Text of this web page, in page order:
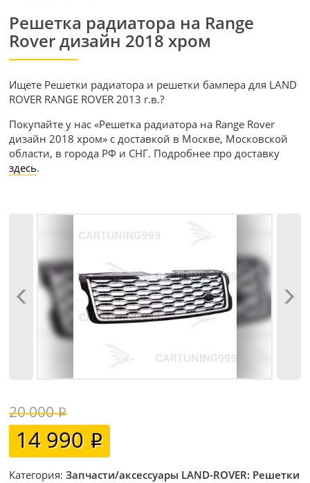
Решетка радиатора на Range
Rover дизайн 2018 хром
Ищете Решетки радиатора и решетки бампера для LAND
ROVER RANGE ROVER 2013 г.в.?
Покупайте у нас «Решетка радиатора на Range Rover
дизайн 2018 хром» с доставкой в Москве, Московской
области, в города РФ и СНГ. Подробнее про доставку
здесь.
20 000
14 990
Категория:Запчасти/аксессуары LAND-ROVER: Решетки